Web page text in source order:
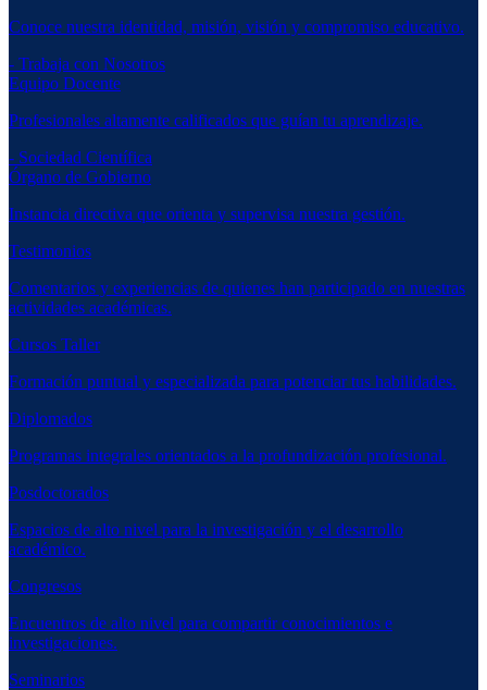
Conoce nuestra identidad, misión, visión y compromiso educativo.
- Trabaja con Nosotros
Equipo Docente
Profesionales altamente calificados que guían tu aprendizaje.
- Sociedad Científica
Órgano de Gobierno
Instancia directiva que orienta y supervisa nuestra gestión.
Testimonios
Comentarios y experiencias de quienes han participado en nuestras
actividades académicas.
Cursos Taller
Formación puntual y especializada para potenciar tus habilidades.
Diplomados
Programas integrales orientados a la profundización profesional.
Posdoctorados
Espacios de alto nivel para la investigación y el desarrollo
académico.
Congresos
Encuentros de alto nivel para compartir conocimientos e
investigaciones.
Seminarios